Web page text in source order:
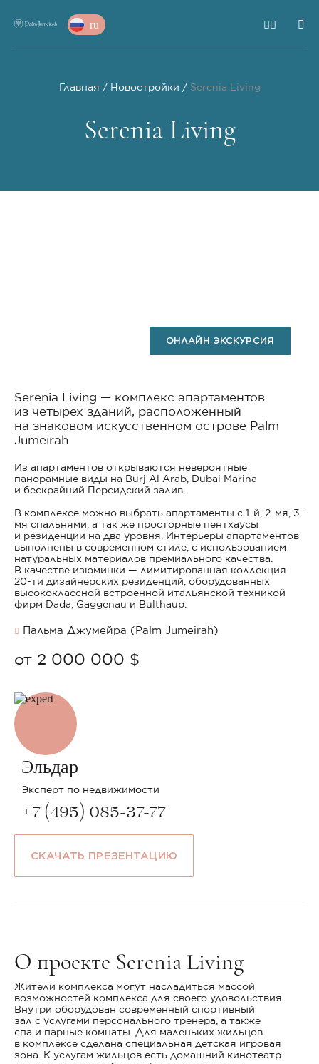
ru
Главная Новостройки Serenia Living
Serenia Living
ОНЛАЙН ЭКСКУРСИЯ
Serenia Living — комплекс апартаментов
из четырех зданий, расположенный
на знаковом искусственном острове Palm
Jumeirah
Из апартаментов открываются невероятные
панорамные виды на Burj Al Arab, Dubai Marina
и бескрайний Персидский залив.
В комплексе можно выбрать апартаменты с 1-й, 2-мя, 3-
мя спальнями, а так же просторные пентхаусы
и резиденции на два уровня. Интерьеры апартаментов
выполнены в современном стиле, с использованием
натуральных материалов премиального качества.
В качестве изюминки — лимитированная коллекция
20-ти дизайнерских резиденций, оборудованных
высококлассной встроенной итальянской техникой
фирм Dada, Gaggenau и Bulthaup.
Пальма Джумейра (Palm Jumeirah)
от 2 000 000 $
Эльдар
Эксперт по недвижимости
+7 (495) 085-37-77
СКАЧАТЬ ПРЕЗЕНТАЦИЮ
О проекте Serenia Living
Жители комплекса могут насладиться массой
возможностей комплекса для своего удовольствия.
Внутри оборудован современный спортивный
зал с услугами персонального тренера, а также
спа и парные комнаты. Для маленьких жильцов
в комплексе сделана специальная детская игровая
зона. К услугам жильцов есть домашний кинотеатр